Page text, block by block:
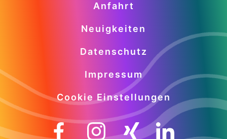
Anfahrt
Neuigkeiten
Datenschutz
Impressum
Cookie Einstellungen